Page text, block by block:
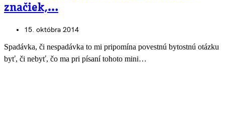
značiek,…
15. októbra 2014
Spadávka, či nespadávka to mi pripomína povestnú bytostnú otázku
byť, či nebyť, čo ma pri písaní tohoto mini…